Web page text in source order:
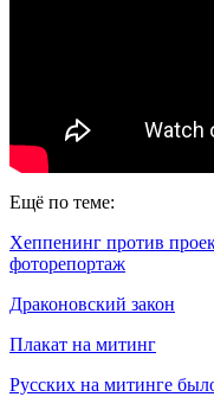
Ещё по теме:
Хеппенинг против
фоторепортаж
Драконовский закон
Плакат на митинг
Русских на митинге